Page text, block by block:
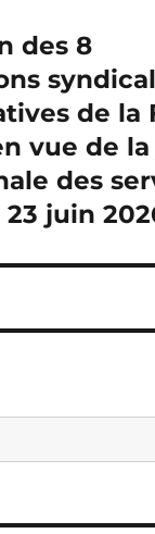
des 8
de la
vue de
des
juin